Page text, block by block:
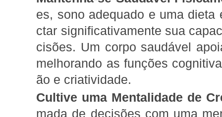
es, sono adequado e uma dieta
ctar significativamente sua
cisões. Um corpo saudável
melhorando as funções
ão e criatividade.
Cultive uma Mentalidade de
mada de decisões com uma